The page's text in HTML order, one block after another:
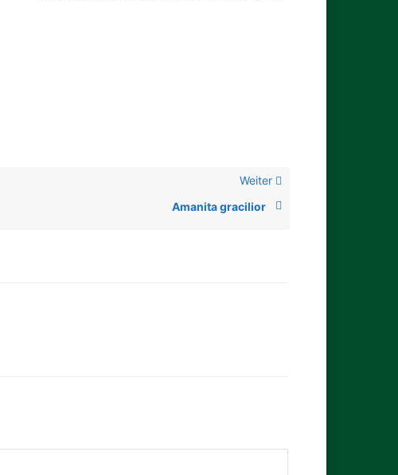
Weiter
Amanita gracilior